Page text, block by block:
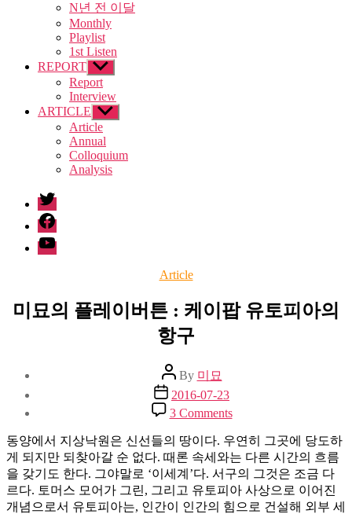
N년 전 이달
Monthly
Playlist
1st Listen
REPORT Show
sub
menu
Report
Interview
ARTICLE Show
sub
menu
Article
Annual
Colloquium
Analysis
twitter
facebook
Youtube
Categories
Article
미묘의 플레이버튼 : 케이팝 유토피아의
항구
Post
author
By 미묘
Post
date
2016-07-23
3 Commentson
미
묘
의
플
레
이
동양에서 지상낙원은 신선들의 땅이다. 우연히 그곳에 당도하
게 되지만 되찾아갈 순 없다. 때론 속세와는 다른 시간의 흐름
을 갖기도 한다. 그야말로 ‘이세계’다. 서구의 그것은 조금 다
르다. 토머스 모어가 그린, 그리고 유토피아 사상으로 이어진
개념으로서 유토피아는, 인간이 인간의 힘으로 건설해 외부 세